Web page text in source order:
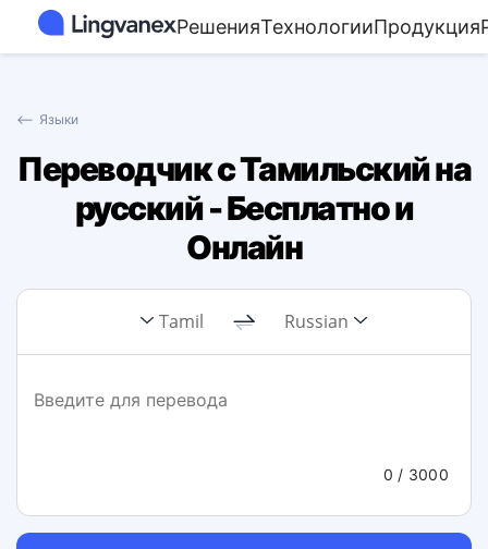
РешенияТехнологииПродукция
⟵ Языки
Переводчик с Тамильский на
русский - Бесплатно и
Онлайн
Tamil Russian
0 / 3000